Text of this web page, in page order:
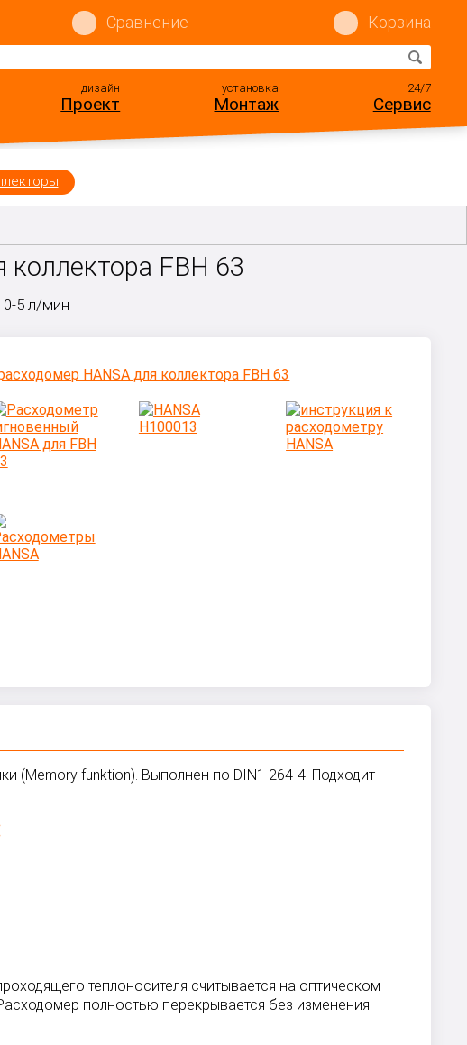
Сравнение Корзина
дизайн
Проект
установка
Монтаж
24/7
Сервис
коллектора FBH 63
0-5 л/мин
(Memory funktion). Выполнен по DIN1 264-4. Подходит
теплоносителя считывается на оптическом
полностью перекрывается без изменения